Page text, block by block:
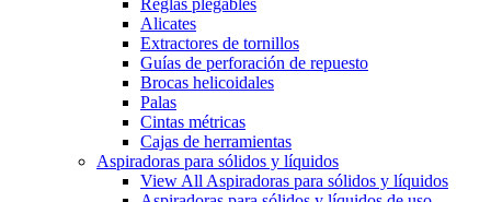
Reglas plegables
Alicates
Extractores de tornillos
Guías de perforación de repuesto
Brocas helicoidales
Palas
Cintas métricas
Cajas de herramientas
Aspiradoras para sólidos y líquidos
View All Aspiradoras para sólidos y líquidos